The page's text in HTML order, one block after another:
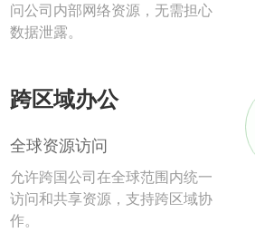
问公司内部网络资源，无需担心
数据泄露。
跨区域办公
全球资源访问
允许跨国公司在全球范围内统一
访问和共享资源，支持跨区域协
作。